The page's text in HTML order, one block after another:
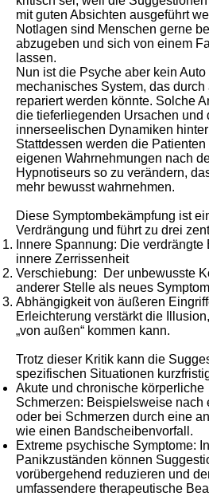
mit guten Absichten ausgeführt
Notlagen sind Menschen gerne
abzugeben und sich von einem
lassen.
Nun ist die Psyche aber kein
mechanisches System, das
repariert werden könnte. Solche
die tieferliegenden Ursachen und
innerseelischen Dynamiken
Stattdessen werden die
eigenen Wahrnehmungen nach
Hypnotiseurs so zu verändern,
mehr bewusst wahrnehmen.
Diese Symptombekämpfung ist
Verdrängung und führt zu drei
Innere Spannung: Die
innere Zerrissenheit
Verschiebung: Der unbewusste
anderer Stelle als neues
Abhängigkeit von äußeren
Erleichterung verstärkt die
„von außen“ kommen kann.
Trotz dieser Kritik kann die
spezifischen Situationen
Akute und chronische körperliche
Schmerzen: Beispielsweise nach
oder bei Schmerzen durch eine
wie einen Bandscheibenvorfall.
Extreme psychische Symptome:
Panikzuständen können
vorübergehend reduzieren und
umfassendere therapeutische